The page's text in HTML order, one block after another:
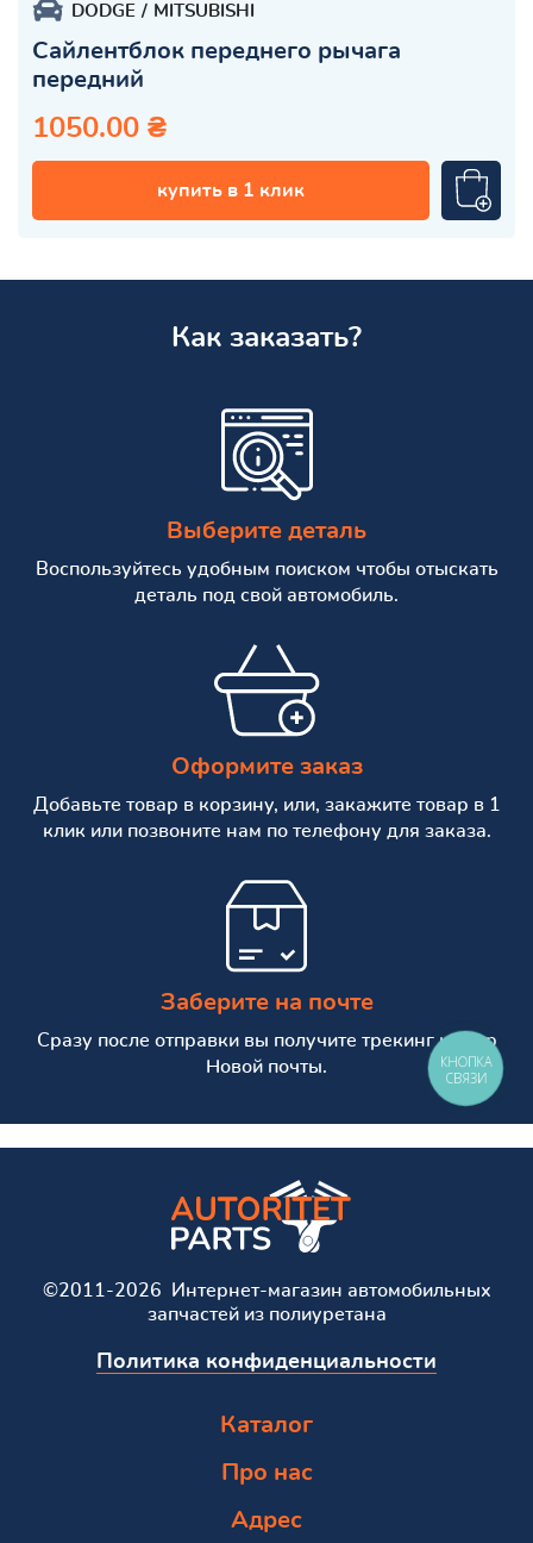
DODGE MITSUBISHI
Сайлентблок переднего рычага
передний
1050.00 ₴
купить в 1 клик
Как заказать?
Выберите деталь
Воспользуйтесь удобным поиском чтобы отыскать
деталь под свой автомобиль.
Оформите заказ
Добавьте товар в корзину, или, закажите товар в 1
клик или позвоните нам по телефону для заказа.
Заберите на почте
Сразу после отправки вы получите трекинг номер
Новой почты.
©2011-2026 Интернет-магазин автомобильных
запчастей из полиуретана
Политика конфиденциальности
Каталог
Про нас
Адрес
КНОПКА
СВЯЗИ